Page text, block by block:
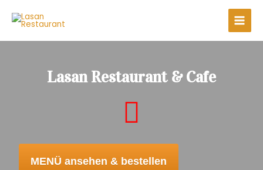
Lasan Restaurant & Cafe
MENÜ ansehen & bestellen